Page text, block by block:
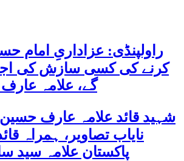
راولپنڈی: عزاداریِ امام
کرنے کی کسی سازش کی
گے، علامہ
شہید قائد علامہ عارف
نایاب تصاویر، ہمراہ
پاکستان علامہ سید